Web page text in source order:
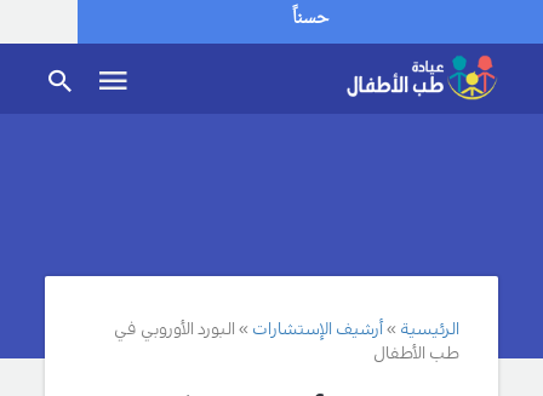
حسناً
الرئيسية أرشيف الإستشارات
البورد الأوروبي في
طب الأطفال